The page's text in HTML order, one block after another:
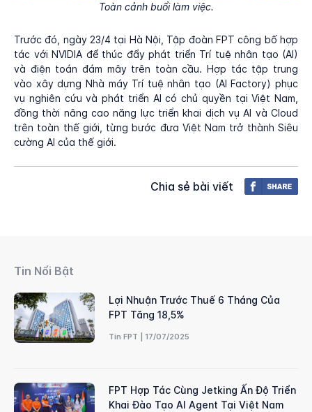
Toàn cảnh buổi làm việc.
Trước đó, ngày 23/4 tại Hà Nội, Tập đoàn FPT công bố hợp
tác với NVIDIA để thúc đẩy phát triển Trí tuệ nhân tạo (AI)
và điện toán đám mây trên toàn cầu. Hợp tác tập trung
vào xây dựng Nhà máy Trí tuệ nhân tạo (AI Factory) phục
vụ nghiên cứu và phát triển AI có chủ quyền tại Việt Nam,
đồng thời nâng cao năng lực triển khai dịch vụ AI và Cloud
trên toàn thế giới, từng bước đưa Việt Nam trở thành Siêu
cường AI của thế giới.
Chia sẻ bài viết
Tin Nổi Bật
Lợi Nhuận Trước Thuế 6 Tháng Của
FPT Tăng 18,5%
Tin FPT | 17/07/2025
FPT Hợp Tác Cùng Jetking Ấn Độ Triển
Khai Đào Tạo AI Agent Tại Việt Nam